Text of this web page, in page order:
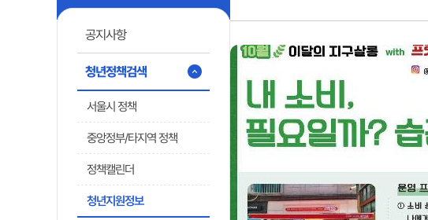
공지사항
청년정책검색
서울시 정책
중앙정부/타지역 정책
정책캘린더
청년지원정보